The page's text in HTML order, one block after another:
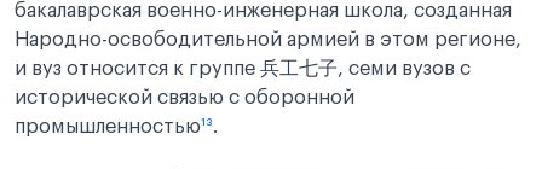
бакалаврская военно-инженерная школа, созданная
Народно-освободительной армией в этом регионе,
и вуз относится к группе 兵工七子, семи вузов с
исторической связью с оборонной
промышленностью¹³.